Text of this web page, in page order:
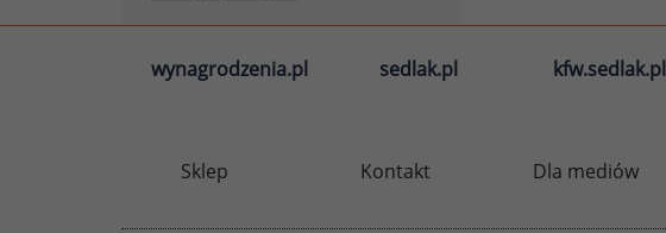
wynagrodzenia.pl sedlak.pl kfw.sedlak.pl
Sklep Kontakt Dla mediów